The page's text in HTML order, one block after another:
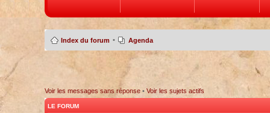
Index du forum • Agenda
Voir les messages sans réponse• Voir les sujets actifs
LE FORUM